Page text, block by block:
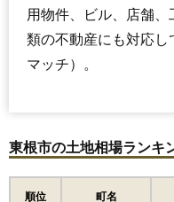
用物件、ビル、店舗
類の不動産にも対応し
マッチ）。
東根市の土地相場ランキ
順位 町名